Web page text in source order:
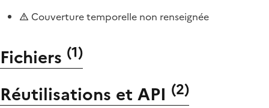
Couverture temporelle non renseignée
Fichiers (1)
Réutilisations et API (2)